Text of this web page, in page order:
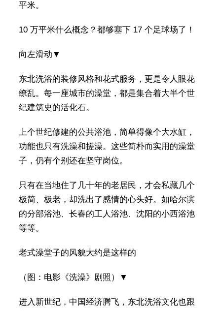
平米。
10 万平米什么概念？都够塞下 17 个足球场了！
向左滑动▼
东北洗浴的装修风格和花式服务，更是令人眼花
缭乱。每一座城市的澡堂，都是集合着大半个世
纪建筑史的活化石。
上个世纪修建的公共浴池，简单得像个大水缸，
功能也只有洗澡和搓澡。这些简朴而实用的澡堂
子，仍有个别还在坚守岗位。
只有在当地住了几十年的老居民，才会私藏几个
极简、极老，却洗出了感情的心头好。如哈尔滨
的分部浴池、长春的工人浴池、沈阳的小西浴池
等等。
老式澡堂子的风貌大约是这样的
（图：电影《洗澡》剧照）▼
进入新世纪，中国经济腾飞，东北洗浴文化也跟